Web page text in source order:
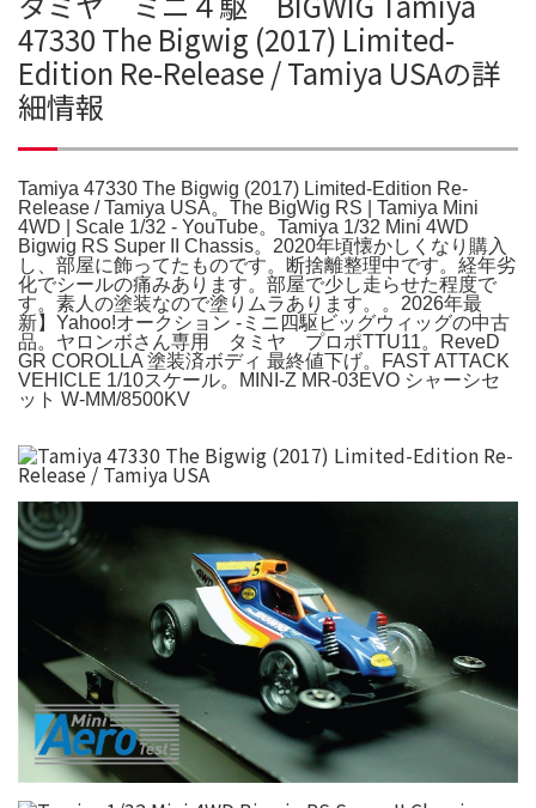
47330 The Bigwig (2017) Limited-
Edition Re-Release / Tamiya USAの詳
細情報
Tamiya 47330 The Bigwig (2017) Limited-Edition Re-
Release / Tamiya USA。The BigWig RS | Tamiya Mini
4WD | Scale 1/32 - YouTube。Tamiya 1/32 Mini 4WD
Bigwig RS Super II Chassis。2020年頃懐かしくなり購入
し、部屋に飾ってたものです。断捨離整理中です。経年劣
化でシールの痛みあります。部屋で少し走らせた程度で
す。素人の塗装なので塗りムラあります。。2026年最
新】Yahoo!オークション -ミニ四駆ビッグウィッグの中古
品。ヤロンボさん専用 タミヤ プロポTTU11。ReveD
GR COROLLA 塗装済ボディ 最終値下げ。FAST ATTACK
VEHICLE 1/10スケール。MINI-Z MR-03EVO シャーシセ
ット W-MM/8500KV